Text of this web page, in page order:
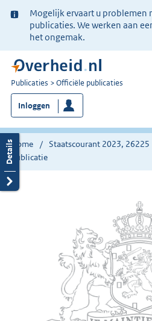
Ter
informatie:
Mogelijk ervaart u problemen
publicaties. We werken aan
het ongemak.
U
bent
nu
hier:
Publicaties Officiële publicaties
Inloggen
Home Staatscourant 2023, 26225
publicatie